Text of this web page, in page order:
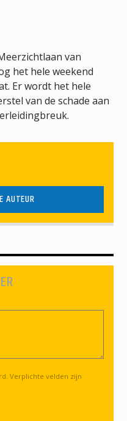
van
het hele weekend
Er wordt het hele
van de schade aan
AUTEUR
Verplichte velden zijn